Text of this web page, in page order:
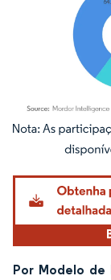
Imagem © Mordor
Por Modelo de